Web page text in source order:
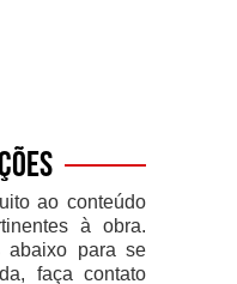
ao conteúdo
à obra.
abaixo para se
faça contato